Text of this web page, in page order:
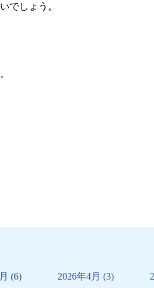
でしょう。
(6) 2026年4月 (3)